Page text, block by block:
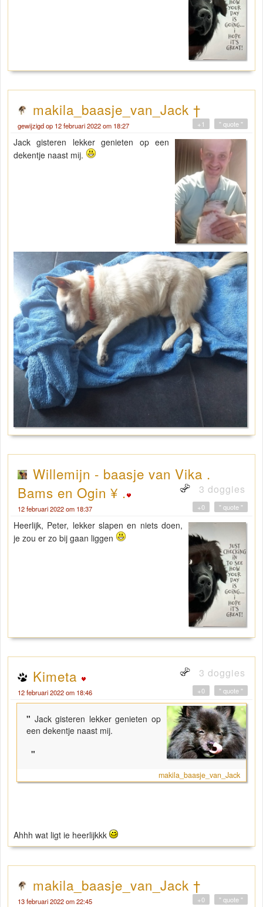
makila_baasje_van_Jack †
gewijzigd op 12 februari 2022 om 18:27 " quote "
+1
Jack gisteren lekker genieten op een
dekentje naast mij.
Willemijn - baasje van Vika .
Bams en Ogin ¥ .
3 doggies
12 februari 2022 om 18:37 " quote "
+0
Heerlijk, Peter, lekker slapen en niets doen,
je zou er zo bij gaan liggen
Kimeta 3 doggies
12 februari 2022 om 18:46 " quote "
+0
" Jack gisteren lekker genieten op
een dekentje naast mij.
"
makila_baasje_van_Jack
Ahhh wat ligt ie heerlijkkk
makila_baasje_van_Jack †
13 februari 2022 om 22:45 " quote "
+0